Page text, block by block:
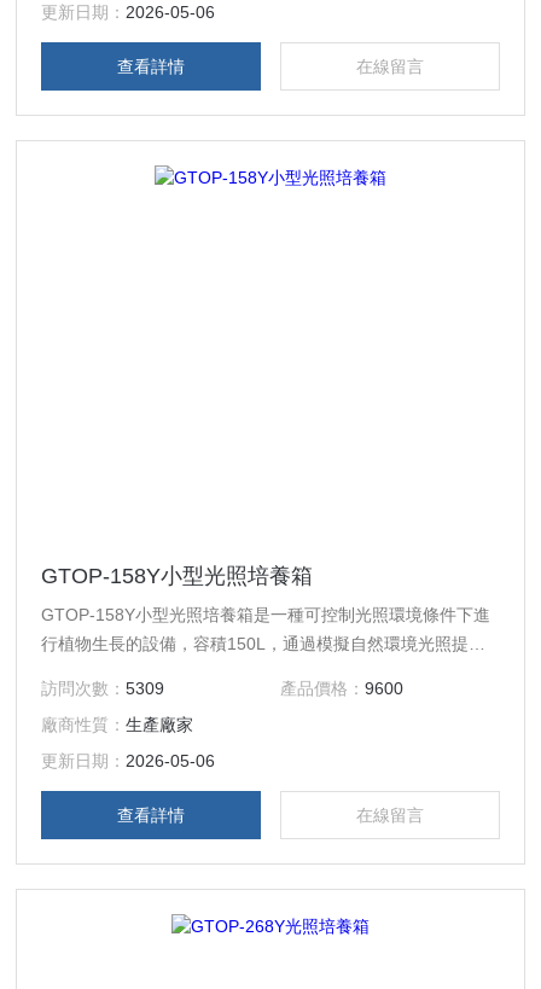
更新日期： 2026-05-06
查看詳情 在線留言
GTOP-158Y小型光照培養箱
GTOP-158Y小型光照培養箱是一種可控制光照環境條件下進
行植物生長的設備，容積150L，通過模擬自然環境光照提供
物的育苗；細菌、微生物的培養及保存；產品質量檢測及其它
用途的光照恒溫實驗等。
訪問次數：5309 產品價格： 9600
廠商性質：生產廠家
更新日期： 2026-05-06
查看詳情 在線留言